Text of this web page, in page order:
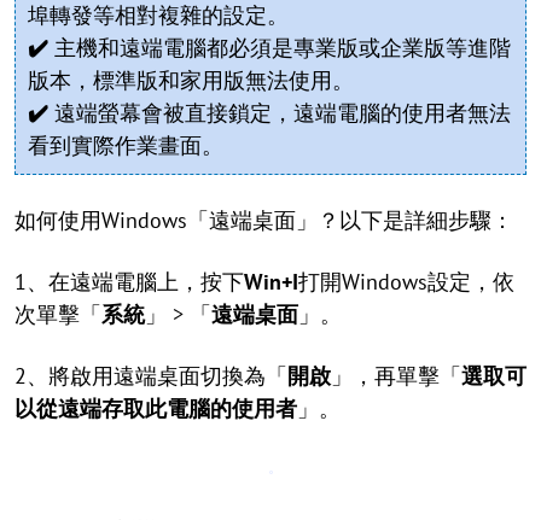
埠轉發等相對複雜的設定。
✔️ 主機和遠端電腦都必須是專業版或企業版等進階
版本，標準版和家用版無法使用。
✔️ 遠端螢幕會被直接鎖定，遠端電腦的使用者無法
看到實際作業畫面。
如何使用Windows「遠端桌面」？以下是詳細步驟：
1、在遠端電腦上，按下Win+I打開Windows設定，依
次單擊「系統」 > 「遠端桌面 」。
2、將啟用遠端桌面切換為「開啟 」，再單擊「選取可
以從遠端存取此電腦的使用者 」。